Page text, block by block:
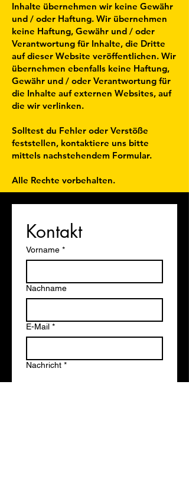
Inhalte übernehmen wir keine Gewähr
und / oder Haftung. Wir übernehmen
keine Haftung, Gewähr und / oder
Verantwortung für Inhalte, die Dritte
auf dieser Website veröffentlichen. Wir
übernehmen ebenfalls keine Haftung,
Gewähr und / oder Verantwortung für
die Inhalte auf externen Websites, auf
die wir verlinken.
Solltest du Fehler oder Verstöße
feststellen, kontaktiere uns bitte
mittels nachstehendem Formular.
Alle Rechte vorbehalten.
Kontakt
Vorname *
Nachname
E-Mail *
Nachricht *